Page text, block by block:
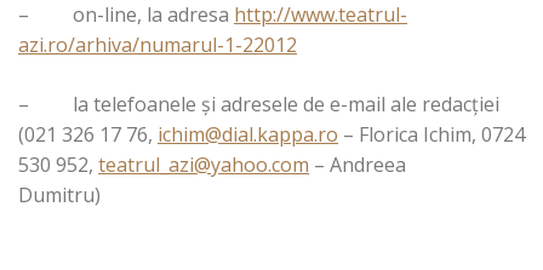
– on-line, la adresa http://www.teatrul-
azi.ro/arhiva/numarul-1-22012
– la telefoanele şi adresele de e-mail ale redacţiei
(021 326 17 76, ichim@dial.kappa.ro – Florica Ichim, 0724
530 952, teatrul_azi@yahoo.com – Andreea
Dumitru)